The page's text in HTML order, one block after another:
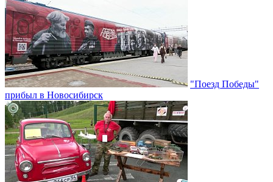
"Поезд Победы"
прибыл в Новосибирск